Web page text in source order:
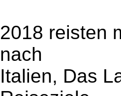
2018 reisten
nach
Italien, Das